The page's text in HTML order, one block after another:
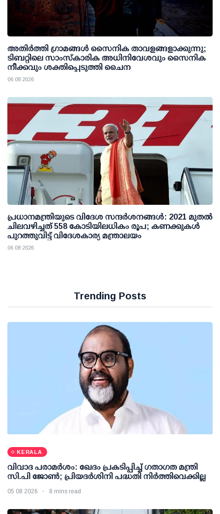
അതിര്‍ത്തി ഗ്രാമങ്ങള്‍ സൈനിക താവളങ്ങളാക്കുന്നു;
ടിബറ്റിലെ സാംസ്‌കാരിക അധിനിവേശവും സൈനിക
നീക്കവും ശക്തിപ്പെടുത്തി ചൈന
06 08 2026
പ്രധാനമന്ത്രിയുടെ വിദേശ സന്ദർശനങ്ങൾ: 2021 മുതൽ
ചിലവഴിച്ചത് 558 കോടിയിലധികം രൂപ; കണക്കുകൾ
പുറത്തുവിട്ട് വിദേശകാര്യ മന്ത്രാലയം
06 08 2026
Trending Posts
KERALA
വിവാദ പരാമര്‍ശം: ഖേദം പ്രകടിപ്പിച്ച് ഗതാഗത മന്ത്രി
സി.പി ജോണ്‍; പ്രിയദര്‍ശിനി പദ്ധതി നിര്‍ത്തിവെക്കില്ല
05 08 2026 8 mins read